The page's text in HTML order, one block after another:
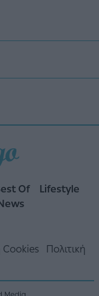
Of
Lifestyle
Cookies
Πολιτική